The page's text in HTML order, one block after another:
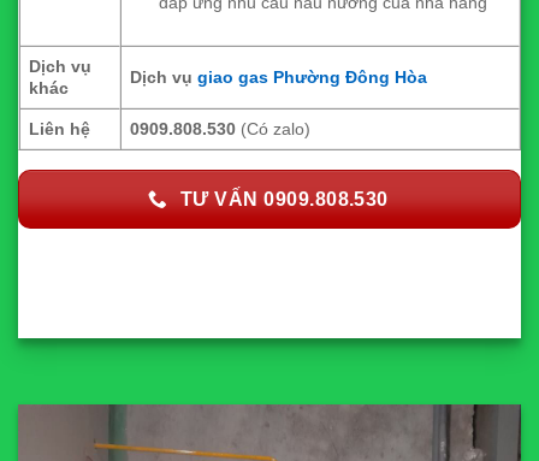
Dịch vụ
khác
Dịch vụgiao gas Phường Đông Hòa
Liên hệ 0909.808.530 (Có zalo)
TƯ VẤN 0909.808.530